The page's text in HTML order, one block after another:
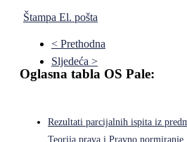
Štampa El. pošta
< Prethodna
Sljedeća >
Oglasna tabla OS Pale:
Rezultati parcijalnih ispita iz
Teorija prava i Pravno normiranje